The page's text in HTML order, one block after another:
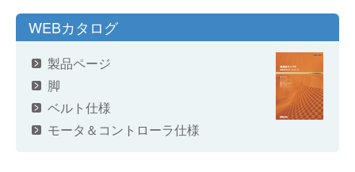
WEBカタログ
製品ページ
脚
ベルト仕様
モータ＆コントローラ仕様